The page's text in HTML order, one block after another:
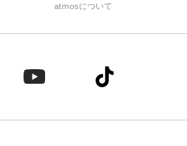
atmosについて